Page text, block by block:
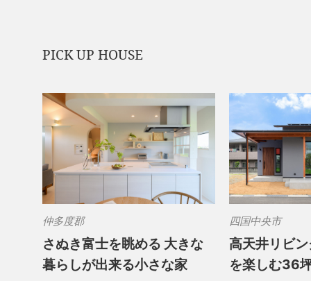
PICK UP HOUSE
仲多度郡
さぬき富士を眺める 大きな
暮らしが出来る小さな家
四国中央市
高天井リビ
を楽しむ36